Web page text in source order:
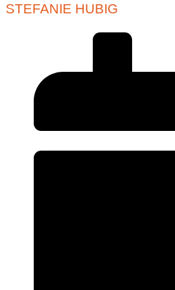
STEFANIE HUBIG